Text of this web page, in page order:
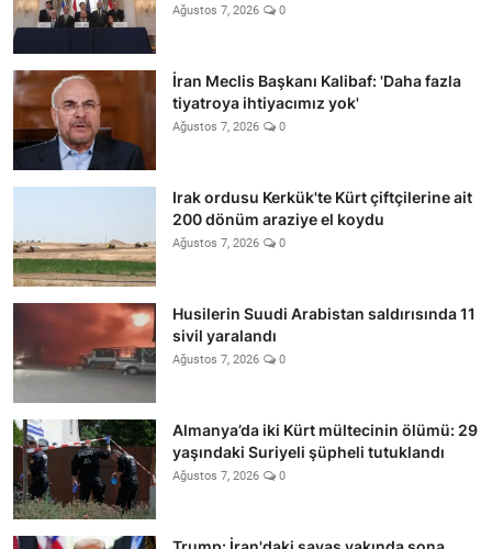
Ağustos 7, 2026 0
İran Meclis Başkanı Kalibaf: 'Daha fazla
tiyatroya ihtiyacımız yok'
Ağustos 7, 2026 0
Irak ordusu Kerkük'te Kürt çiftçilerine ait
200 dönüm araziye el koydu
Ağustos 7, 2026 0
Husilerin Suudi Arabistan saldırısında 11
sivil yaralandı
Ağustos 7, 2026 0
Almanya’da iki Kürt mültecinin ölümü: 29
yaşındaki Suriyeli şüpheli tutuklandı
Ağustos 7, 2026 0